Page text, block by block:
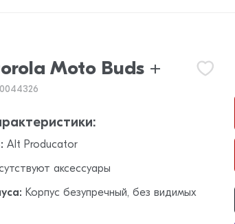
Moto Buds +
Alt Producator
аксессуары
Корпус безупречный, без видимых